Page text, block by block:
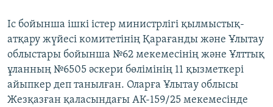
Іс бойынша ішкі істер министрлігі қылмыстық-
атқару жүйесі комитетінің Қарағанды және Ұлытау
облыстары бойынша №62 мекемесінің және Ұлттық
ұланның №6505 әскери бөлімінің 11 қызметкері
айыпкер деп танылған. Оларға Ұлытау облысы
Жезқазған қаласындағы АК-159/25 мекемесінде